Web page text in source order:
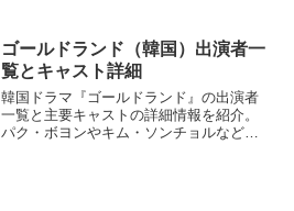
ゴールドランド（韓国）出演者一
覧とキャスト詳細
韓国ドラマ『ゴールドランド』の出演者
一覧と主要キャストの詳細情報を紹介。
パク・ボヨンやキム・ソンチョルなど豪